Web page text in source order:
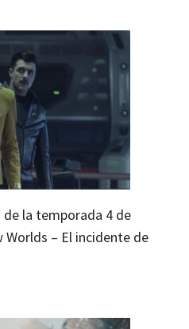
de la temporada 4 de
– El incidente de